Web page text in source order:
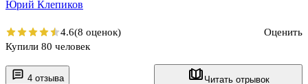
4 отзыва Читать отрывок
Юрий Клепиков
4.6(8 оценок)
Оценить
Купили 80 человек